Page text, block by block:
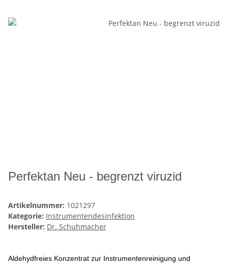
Perfektan Neu - begrenzt viruzid
Artikelnummer: 1021297
Kategorie: Instrumentendesinfektion
Hersteller: Dr. Schuhmacher
Aldehydfreies Konzentrat zur Instrumentenreinigung und